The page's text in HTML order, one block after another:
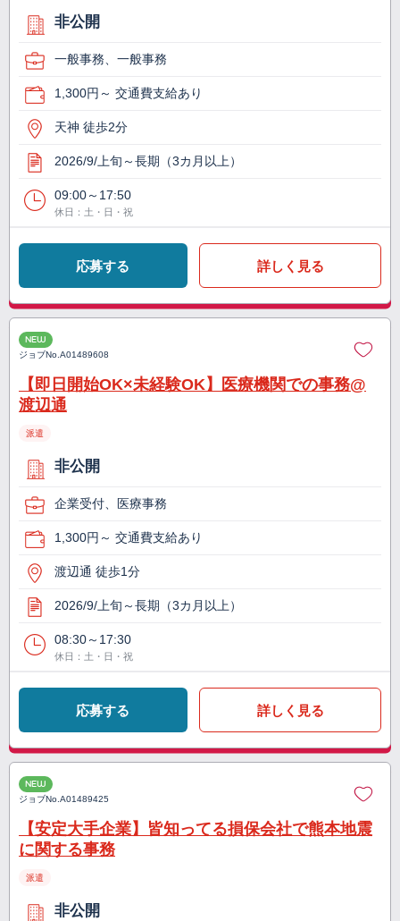
非公開
一般事務、一般事務
1,300円～ 交通費支給あり
天神 徒歩2分
2026/9/上旬～長期（3カ月以上）
09:00～17:50
休日：土・日・祝
応募する 詳しく見る
NEW
ジョブNo.A01489608
【即日開始OK×未経験OK】医療機関での事務@
渡辺通
派遣
非公開
企業受付、医療事務
1,300円～ 交通費支給あり
渡辺通 徒歩1分
2026/9/上旬～長期（3カ月以上）
08:30～17:30
休日：土・日・祝
応募する 詳しく見る
NEW
ジョブNo.A01489425
【安定大手企業】皆知ってる損保会社で熊本地震
に関する事務
派遣
非公開